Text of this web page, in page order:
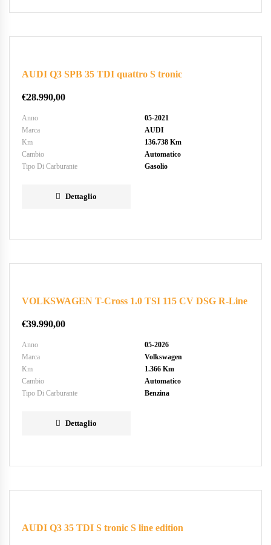
AUDI Q3 SPB 35 TDI quattro S tronic
€28.990,00
Anno
05-2021
Marca
AUDI
Km
136.738 Km
Cambio
Automatico
Tipo Di Carburante
Gasolio
Dettaglio
VOLKSWAGEN T-Cross 1.0 TSI 115 CV DSG R-Line
€39.990,00
Anno
05-2026
Marca
Volkswagen
Km
1.366 Km
Cambio
Automatico
Tipo Di Carburante
Benzina
Dettaglio
AUDI Q3 35 TDI S tronic S line edition